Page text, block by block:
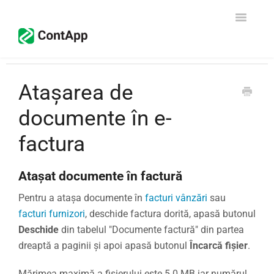
Toggle
Configurare
CRM - Vânzări
Facturare
Declarația Unică
Contact
Începe gratuit
Atașarea de
documente în e-
factura
Atașat documente în factură
Pentru a atașa documente în facturi vânzări sau
facturi furnizori, deschide factura dorită, apasă butonul
Deschide din tabelul "Documente factură" din partea
dreaptă a paginii și apoi apasă butonul
Încarcă fișier.